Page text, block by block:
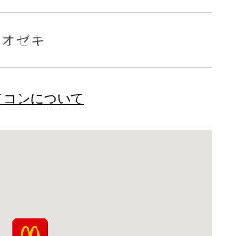
オゼキ
コンについて